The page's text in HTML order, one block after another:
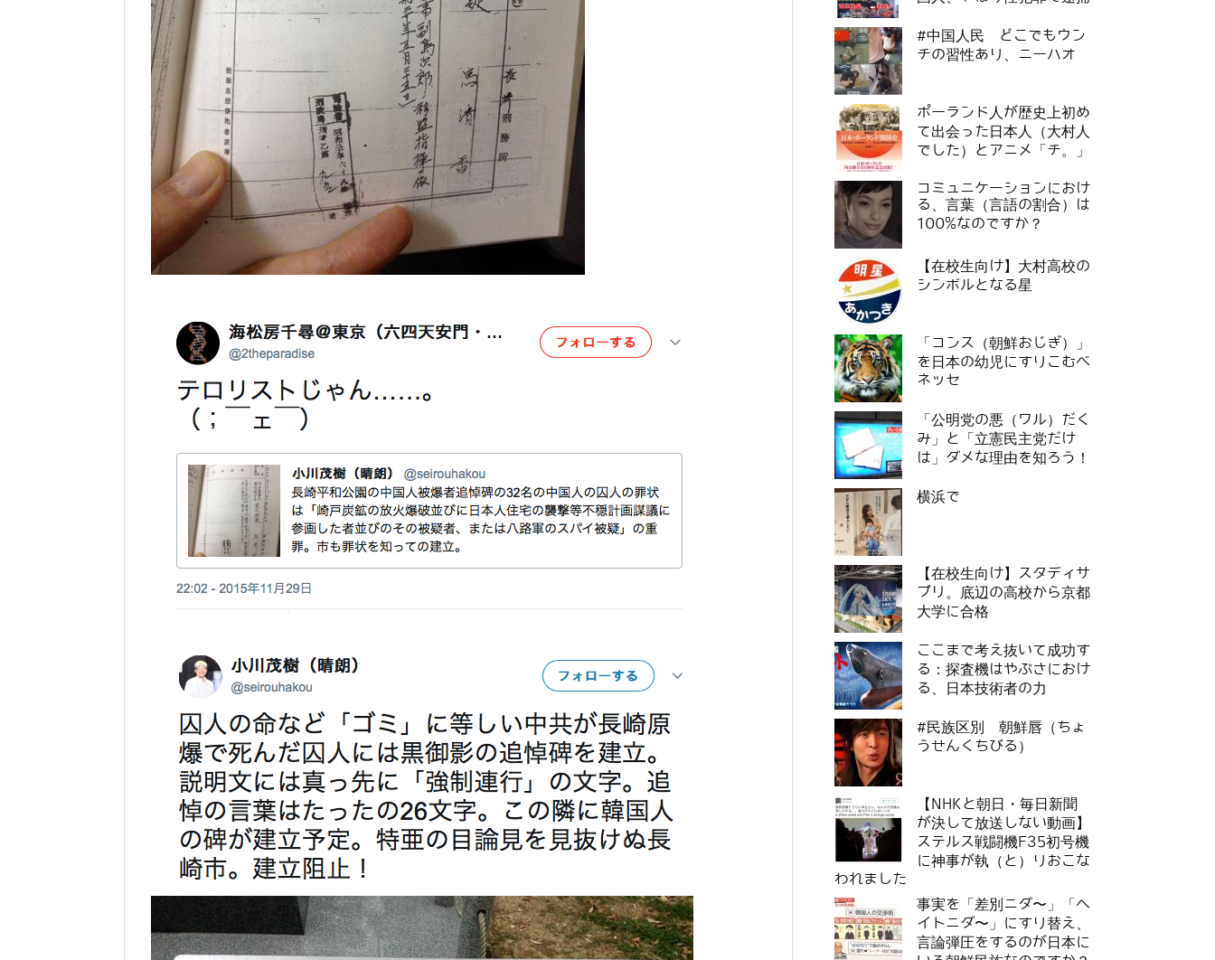
#中国人民 どこでもウン
チの習性あり、ニーハオ
ポーランド人が歴史上初め
て出会った日本人（大村人
でした）とアニメ「チ。」
コミュニケーションにおけ
る、言葉（言語の割合）は
100%なのですか？
【在校生向け】大村高校の
シンボルとなる星
「コンス（朝鮮おじぎ）」
を日本の幼児にすりこむベ
ネッセ
「公明党の悪（ワル）だく
み」と「立憲民主党だけ
は」ダメな理由を知ろう！
横浜で
【在校生向け】スタディサ
プリ。底辺の高校から京都
大学に合格
ここまで考え抜いて成功す
る：探査機はやぶさにおけ
る、日本技術者の力
#民族区別 朝鮮唇（ちょ
うせんくちびる）
【NHKと朝日・毎日新聞
が決して放送しない動画】
ステルス戦闘機F35初号機
に神事が執（と）りおこな
われました
事実を「差別ニダ〜」「ヘ
イトニダ〜」にすり替え、
言論弾圧をするのが日本に